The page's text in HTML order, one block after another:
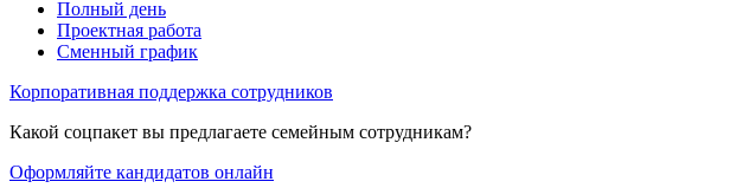
Полный день
Проектная работа
Сменный график
Корпоративная поддержка сотрудников
Какой соцпакет вы предлагаете семейным сотрудникам?
Оформляйте кандидатов онлайн